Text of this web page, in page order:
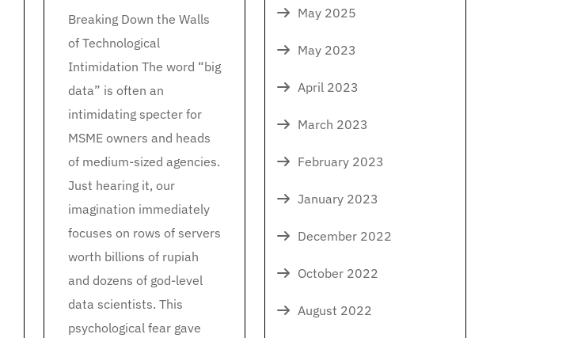
Breaking Down the Walls
of Technological
Intimidation The word “big
data” is often an
intimidating specter for
MSME owners and heads
of medium-sized agencies.
Just hearing it, our
imagination immediately
focuses on rows of servers
worth billions of rupiah
and dozens of god-level
data scientists. This
psychological fear gave
May 2025
May 2023
April 2023
March 2023
February 2023
January 2023
December 2022
October 2022
August 2022